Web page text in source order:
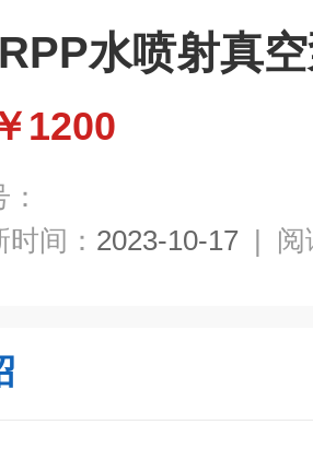
水喷射真
1200
时间： 2023-10-17 | 阅